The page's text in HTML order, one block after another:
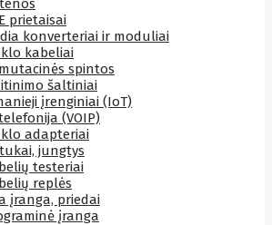
prietaisai
konverteriai ir moduliai
kabeliai
spintos
šaltiniai
įrenginiai (IoT)
(VOIP)
adapteriai
jungtys
testeriai
replės
įranga, priedai
įranga